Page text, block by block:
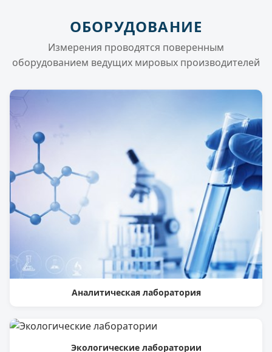
ОБОРУДОВАНИЕ
Измерения проводятся поверенным
оборудованием ведущих мировых производителей
Аналитическая лаборатория
Экологические лаборатории